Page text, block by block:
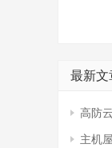
最新文
高防
主机